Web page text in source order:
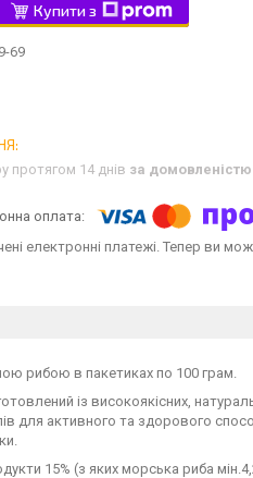
Купити з
69
протягом 14 днів за домовленістю
електронні платежі. Тепер ви
рибою в пакетиках по 100 грам.
із високоякісних,
для активного та здорового
15% (з яких морська риба